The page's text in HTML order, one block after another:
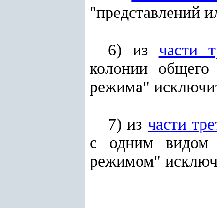
"представлений
6) из части
колонии
режима"
7) из части
с одним видом
режимом"